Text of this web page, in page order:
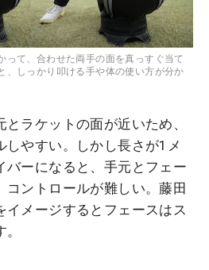
って、合わせた両手の面を真っすぐ当て
、しっかり叩ける手や体の使い方が分か
ラケットの面が近いため、
しやすい。しかし長さが1メ
バーになると、手元とフェー
コントロールが難しい。藤田
イメージするとフェースはス